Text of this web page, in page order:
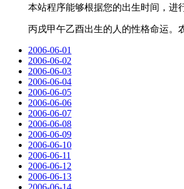
本站程序能够根据您的出生时间，进
丙戌甲午乙酉出生的人的性格命运。
2006-06-01
2006-06-02
2006-06-03
2006-06-04
2006-06-05
2006-06-06
2006-06-07
2006-06-08
2006-06-09
2006-06-10
2006-06-11
2006-06-12
2006-06-13
2006-06-14